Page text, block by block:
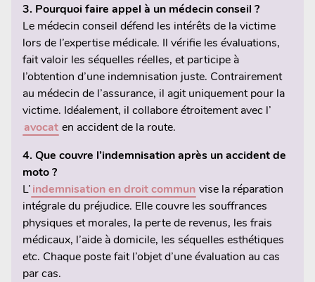
3. Pourquoi faire appel à un médecin conseil ?
Le médecin conseil défend les intérêts de la victime
lors de l’expertise médicale. Il vérifie les évaluations,
fait valoir les séquelles réelles, et participe à
l’obtention d’une indemnisation juste. Contrairement
au médecin de l’assurance, il agit uniquement pour la
victime. Idéalement, il collabore étroitement avec l’
avocat en accident de la route.
4. Que couvre l’indemnisation après un accident de
moto ?
L’indemnisation en droit commun vise la réparation
intégrale du préjudice. Elle couvre les souffrances
physiques et morales, la perte de revenus, les frais
médicaux, l’aide à domicile, les séquelles esthétiques
etc. Chaque poste fait l’objet d’une évaluation au cas
par cas.